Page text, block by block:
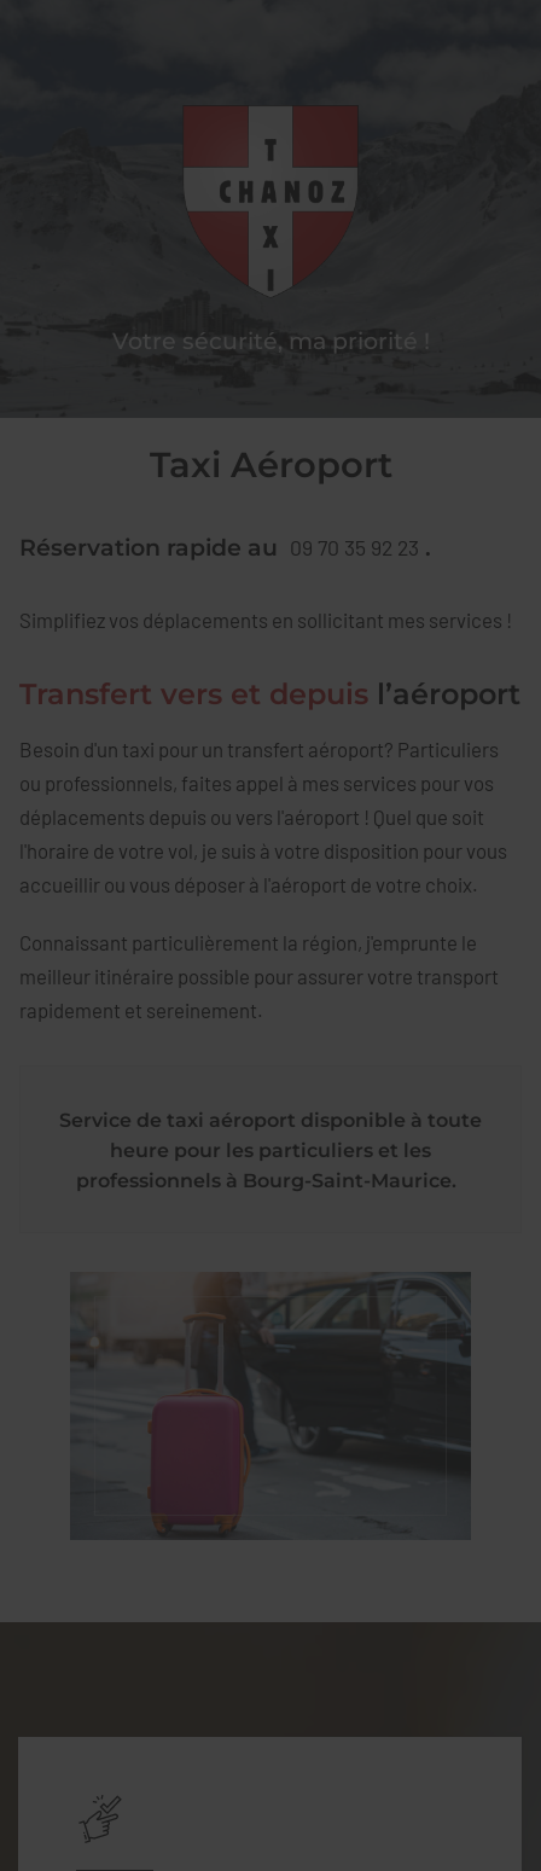
Votre sécurité, ma priorité !
Taxi Aéroport
Réservation rapide au 09 70 35 92 23 .
Simplifiez vos déplacements en sollicitant mes services !
Transfert vers et depuis l’aéroport
Besoin d'un taxi pour un transfert aéroport? Particuliers
ou professionnels, faites appel à mes services pour vos
déplacements depuis ou vers l'aéroport ! Quel que soit
l'horaire de votre vol, je suis à votre disposition pour vous
accueillir ou vous déposer à l'aéroport de votre choix.
Connaissant particulièrement la région, j'emprunte le
meilleur itinéraire possible pour assurer votre transport
rapidement et sereinement.
Service de taxi aéroport disponible à toute
heure pour les particuliers et les
professionnels à Bourg-Saint-Maurice.